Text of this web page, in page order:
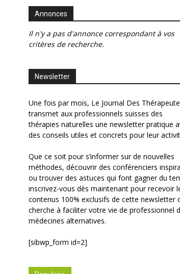
Annonces
Il n'y a pas d'annonce correspondant à vos
critères de recherche.
Newsletter
Une fois par mois, Le Journal Des
transmet aux professionnels suisses des
thérapies naturelles une newsletter pratique
des conseils utiles et concrets pour leur
Que ce soit pour s’informer sur de nouvelles
méthodes, découvrir des conférenciers
ou trouver des astuces qui font gagner du
inscrivez-vous dès maintenant pour recevoir
contenus 100% exclusifs de cette newsletter
cherche à faciliter votre vie de professionnel
médecines alternatives.
[sibwp_form id=2]